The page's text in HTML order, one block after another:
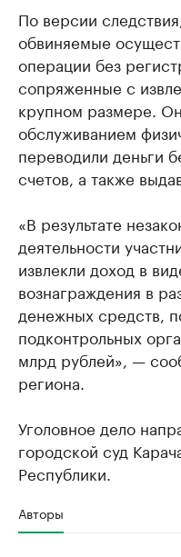
По версии
обвиняемые
операции без
сопряженные с
крупном размере.
обслуживанием
переводили деньги
счетов, а также
«В результате
деятельности
извлекли доход в
вознаграждения в
денежных средств,
подконтрольных
млрд рублей», —
региона.
Уголовное дело
городской суд
Республики.
Авторы